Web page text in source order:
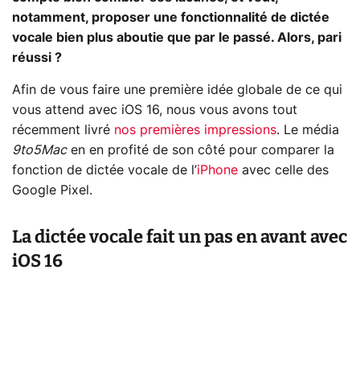
notamment, proposer une fonctionnalité de dictée
vocale bien plus aboutie que par le passé. Alors, pari
réussi ?
Afin de vous faire une première idée globale de ce qui
vous attend avec iOS 16, nous vous avons tout
récemment livré nos premières impressions. Le média
9to5Macen en profité de son côté pour comparer la
fonction de dictée vocale de l’iPhone avec celle des
Google Pixel.
La dictée vocale fait un pas en avant avec
iOS 16